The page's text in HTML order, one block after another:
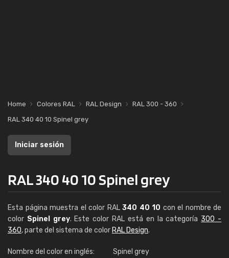
Home Colores RAL RAL Design
RAL 300 - 360
RAL 340 40 10 Spinel grey
Iniciar sesión
RAL 340 40 10 Spinel grey
Esta página muestra el color RAL 340 40 10 con el nombre de
color Spinel grey. Este color RAL está en la categoría 300 -
360, parte del sistema de color RAL Design.
Nombre del color en inglés:
Spinel grey